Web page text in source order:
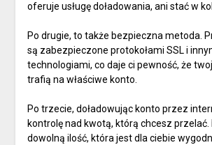
oferuje usługę doładowania, ani stać w
Po drugie, to także bezpieczna metoda.
są zabezpieczone protokołami SSL i
technologiami, co daje ci pewność, że
trafią na właściwe konto.
Po trzecie, doładowując konto przez
kontrolę nad kwotą, którą chcesz
dowolną ilość, która jest dla ciebie